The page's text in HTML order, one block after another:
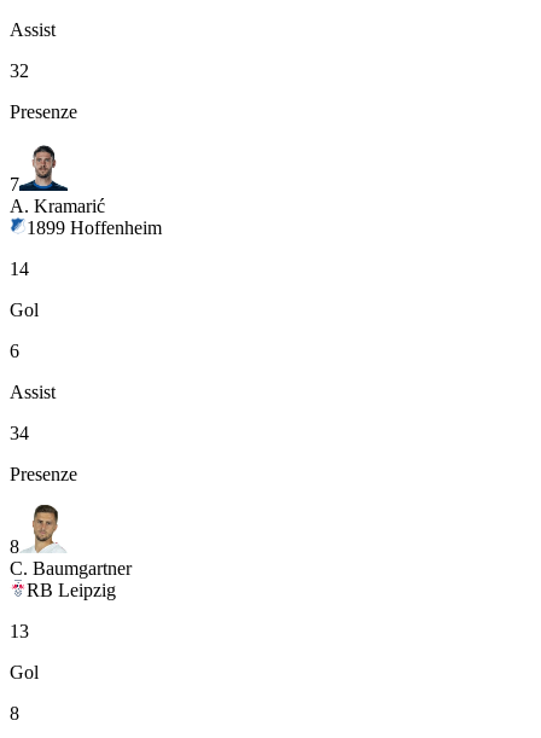
Assist
32
Presenze
7
A. Kramarić
1899 Hoffenheim
14
Gol
6
Assist
34
Presenze
8
C. Baumgartner
RB Leipzig
13
Gol
8